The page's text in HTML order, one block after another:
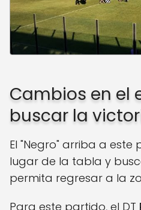
Cambios en el
buscar la
El "Negro" arriba a este
lugar de la tabla y
permita regresar a la
Para este partido, el DT